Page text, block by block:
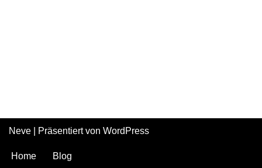
Neve | Präsentiert von WordPress
Home Blog